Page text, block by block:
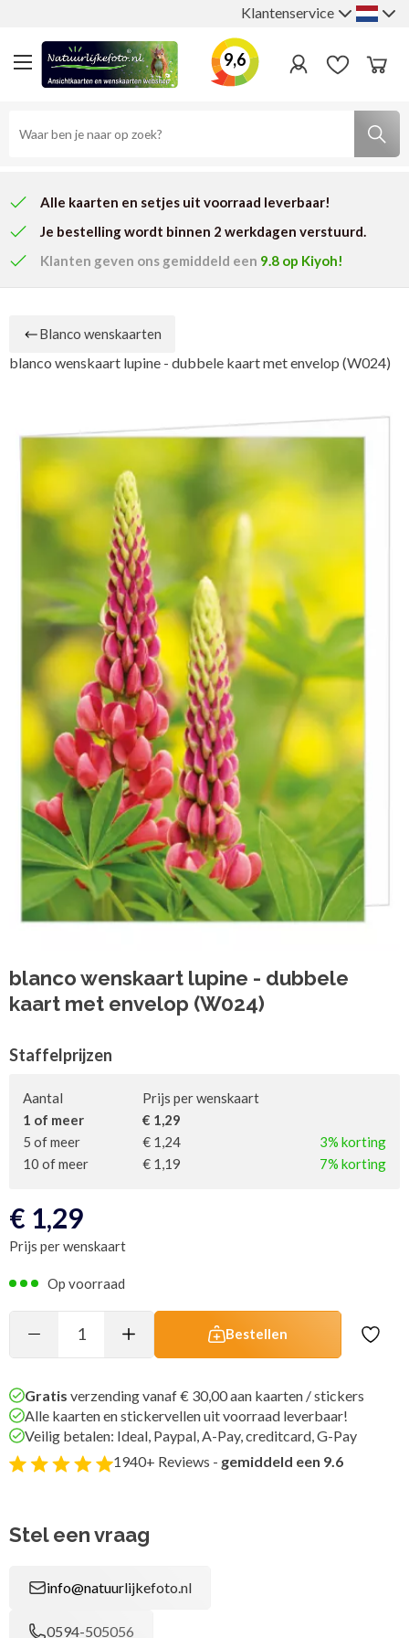
Klantenservice
9,6
Alle kaarten en setjes uit voorraad leverbaar!
Je bestelling wordt binnen 2 werkdagen verstuurd.
Klanten geven ons gemiddeld een 9.8 op Kiyoh!
Blanco wenskaarten
blanco wenskaart lupine - dubbele kaart met envelop (W024)
blanco wenskaart lupine - dubbele
kaart met envelop (W024)
Staffelprijzen
Aantal
Prijs per wenskaart
1 of meer
€ 1,29
5 of meer
€ 1,24
3% korting
10 of meer
€ 1,19 7% korting
€ 1,29
Prijs per wenskaart
Op voorraad
Bestellen
Gratis verzending vanaf € 30,00 aan kaarten / stickers
Alle kaarten en stickervellen uit voorraad leverbaar!
Veilig betalen: Ideal, Paypal, A-Pay, creditcard, G-Pay
1940+ Reviews - gemiddeld een 9.6
Stel een vraag
info@natuurlijkefoto.nl
0594-505056